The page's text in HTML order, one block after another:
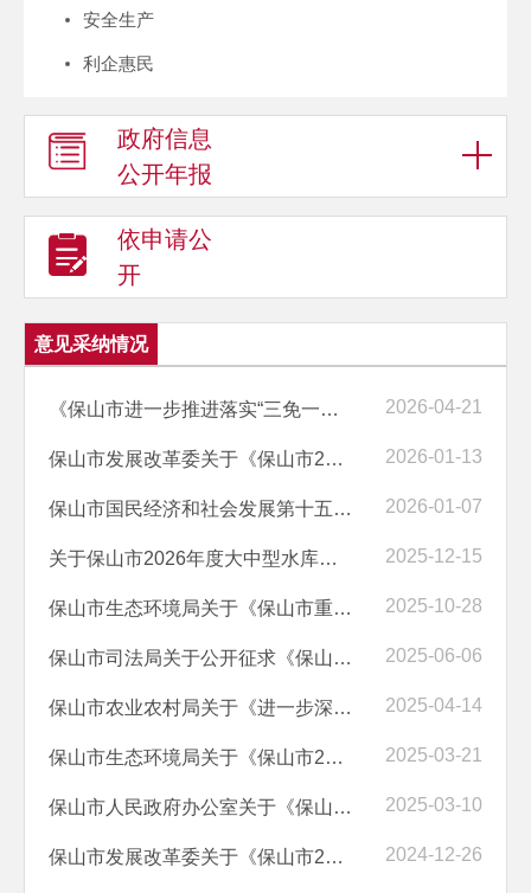
安全生产
利企惠民
政府信息
公开年报
依申请公
开
意见采纳情况
《保山市进一步推进落实“三免一关怀” 待遇实施方案》（征求意见稿）征... 2026-04-21
保山市发展改革委关于《保山市2025年国民经济和社会发展计划执行情况与2... 2026-01-13
保山市国民经济和社会发展第十五个五年规划纲要（草案）征求意见情况报告 2026-01-07
关于保山市2026年度大中型水库移民后期扶持项目和资金计划征求意见采纳... 2025-12-15
保山市生态环境局关于《保山市重污染天气应急预案（征求意见稿）》公开... 2025-10-28
保山市司法局关于公开征求《保山市养老服务促进条例（草案）》修改意见... 2025-06-06
保山市农业农村局关于《进一步深化农村改革扎实推进乡村全面振兴的实施... 2025-04-14
保山市生态环境局关于《保山市2025年环境监管重点单位名录（征求意见稿... 2025-03-21
保山市人民政府办公室关于《保山市人民政府2025年度重大行政决策​事项... 2025-03-10
保山市发展改革委关于《保山市2024年国民经济和社会发展计划执行情况与2... 2024-12-26